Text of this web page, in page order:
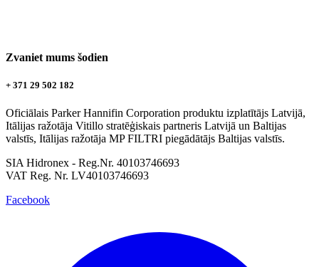
Zvaniet mums šodien
+ 371 29 502 182
Oficiālais Parker Hannifin Corporation produktu izplatītājs Latvijā,
Itālijas ražotāja Vitillo stratēģiskais partneris Latvijā un Baltijas
valstīs, Itālijas ražotāja MP FILTRI piegādātājs Baltijas valstīs.
SIA Hidronex - Reg.Nr. 40103746693
VAT Reg. Nr. LV40103746693
Facebook